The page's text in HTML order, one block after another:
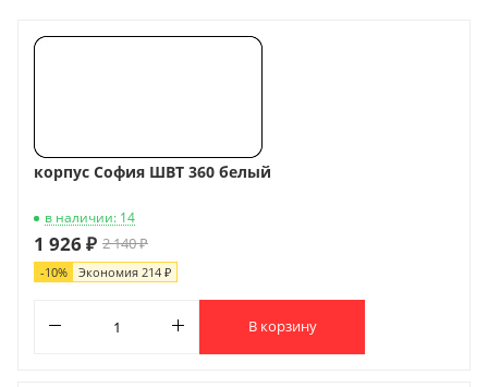
корпус София ШВТ 360 белый
в наличии: 14
1 926 ₽ 2 140 ₽
-10% Экономия 214 ₽
В корзину